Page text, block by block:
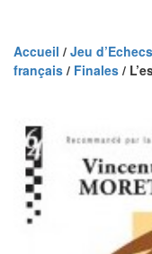
collection
Pièces
d’échecs
classiques
Accueil / Jeu d’Echecs
français / Finales /